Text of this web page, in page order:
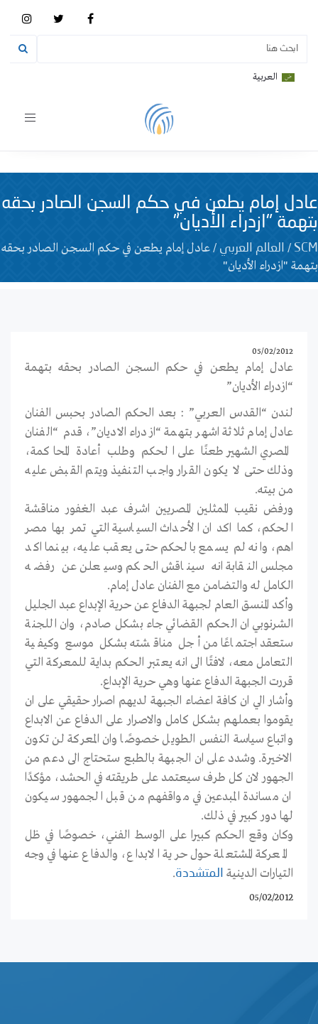
العربية
Toggle
عادل إمام يطعن في حكم السجن الصادر بحقه
بتهمة "ازدراء الأديان"
SCM
/ العالم العربي /عادل إمام يطعن في حكم السجن الصادر بحقه
بتهمة "ازدراء الأديان"
05/02/2012
عادل إمام يطعن في حكم السجن الصادر بحقه بتهمة
“ازدراء الأديان”
لندن “القدس العربي” : بعد الحكم الصادر بحبس الفنان
عادل إمام ثلاثة اشهر بتهمة “ازدراء الاديان”، قدم “الفنان
المصري الشهير طعنًا على الحكم وطلب أعادة المحاكمة،
وذلك حتى لا يكون القرار واجب التنفيذ ويتم القبض عليه
من بيته.
ورفض نقيب الممثلين المصريين اشرف عبد الغفور مناقشة
الحكم، كما اكد ان الأحداث السياسية التي تمر بها مصر
اهم، وانه لم يسمع بالحكم حتى يعقب عليه، بينما اكد
مجلس النقابة انه سيناقش الحكم وسيعلن عن رفضه
الكامل له والتضامن مع الفنان عادل إمام.
وأكد المنسق العام لجبهة الدفاع عن حرية الإبداع عبد الجليل
الشرنوبي ان الحكم القضائي جاء بشكل صادم، وان اللجنة
ستعقد اجتماعًا من أجل مناقشته بشكل موسع وكيفية
التعامل معه، لافتًا الى انه يعتبر الحكم بداية للمعركة التي
قررت الجبهة الدفاع عنها وهي حرية الإبداع.
وأشار الي ان كافة اعضاء الجبهة لديهم اصرار حقيقي على ان
يقوموا بعملهم بشكل كامل والاصرار على الدفاع عن الابداع
واتباع سياسة النفس الطويل خصوصًا وان المعركة لن تكون
الاخيرة. وشدد على ان الجبهة بالطبع ستحتاج الى دعم من
الجهور لان كل طرف سيعتمد على طريقته في الحشد، مؤكدًا
ان مساندة المبدعين في مواقفهم من قبل الجمهور سيكون
لها دور كبير في ذلك.
وكان وقع الحكم كبيرا على الوسط الفني، خصوصًا في ظل
المعركة المشتعلة حول حرية الابداع، والدفاع عنها في وجه
التيارات الدينية المتشددة.
05/02/2012